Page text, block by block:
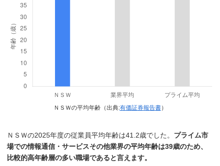
ＮＳＷの平均年齢（出典:有価証券報告書）
ＮＳＷの2025年度の従業員平均年齢は41.2歳でした。 プライム市
場での情報通信・サービスその他業界の平均年齢は39歳のため、
比較的高年齢層の多い職場であると言えます。